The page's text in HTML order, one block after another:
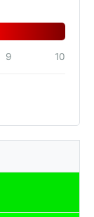
9 10